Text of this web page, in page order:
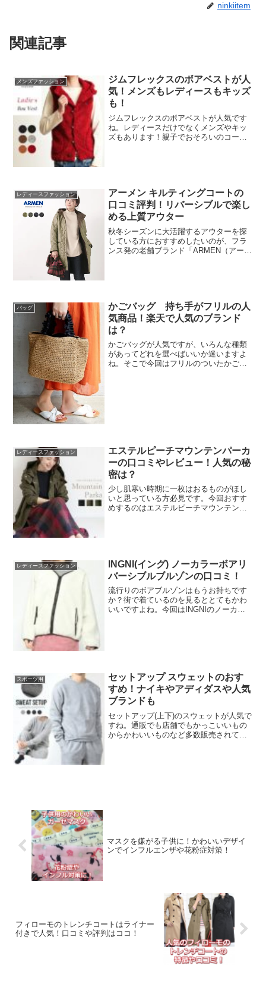
ninkiitem
関連記事
メンズファッション
ジムフレックスのボアベストが人
気！メンズもレディースもキッズ
も！
ジムフレックスのボアベストが人気です
ね。レディースだけでなくメンズやキッ
ズもあります！親子でおそろいのコーデ
レディースファッション
アーメン キルティングコートの
口コミ評判！リバーシブルで楽し
める上質アウター
秋冬シーズンに大活躍するアウターを探
している方におすすめしたいのが、フラ
ンス発の老舗ブランド「ARMEN（アーメ
バッグ
かごバッグ 持ち手がフリルの人
気商品！楽天で人気のブランド
は？
かごバッグが人気ですが、いろんな種類
があってどれを選べばいいか迷いますよ
ね。そこで今回はフリルのついたかごバ
レディースファッション
エステルピーチマウンテンパーカ
ーの口コミやレビュー！人気の秘
密は？
少し肌寒い時期に一枚はおるものがほし
いと思っている方必見です。今回おすす
めするのはエステルピーチマウンテンパ
レディースファッション
INGNI(イング) ノーカラーボアリ
バーシブルブルゾンの口コミ！
流行りのボアブルゾンはもうお持ちです
か？街で着ているのを見るととてもかわ
いいですよね。今回はINGNIのノーカラ
スポーツ用
セットアップ スウェットのおす
すめ！ナイキやアディダスや人気
ブランドも
セットアップ(上下)のスウェットが人気で
すね。通販でも店舗でもかっこいいもの
からかわいいものなど多数販売されてい
マスクを嫌がる子供に！かわいいデザイ
ンでインフルエンザや花粉症対策！
フィローモのトレンチコートはライナー
付きで人気！口コミや評判はココ！